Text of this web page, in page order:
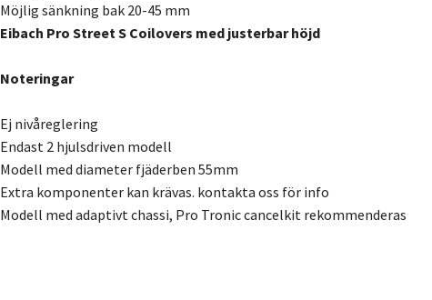
Möjlig sänkning bak 20-45 mm
Eibach Pro Street S Coilovers med justerbar höjd
Noteringar
Ej nivåreglering
Endast 2 hjulsdriven modell
Modell med diameter fjäderben 55mm
Extra komponenter kan krävas. kontakta oss för info
Modell med adaptivt chassi, Pro Tronic cancelkit rekommenderas